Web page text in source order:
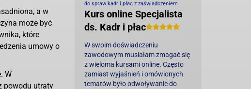
a w
może być
które
umowy o
W
powodu utraty
do spraw kadr i płac z zaświadczeniem
Kurs online Specjalista
ds. Kadr i płac
W swoim doświadczeniu
zawodowym musiałam zmagać się
z wieloma kursami online. Często
zamiast wyjaśnień i omówionych
tematów było odwoływanie do